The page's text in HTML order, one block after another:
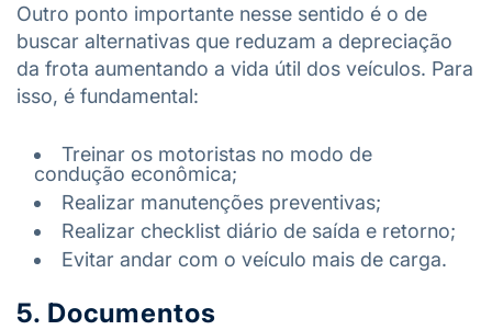
Outro ponto importante nesse sentido é o de
buscar alternativas que reduzam a depreciação
da frota aumentando a vida útil dos veículos. Para
isso, é fundamental:
Treinar os motoristas no modo de
condução econômica;
Realizar manutenções preventivas;
Realizar checklist diário de saída e retorno;
Evitar andar com o veículo mais de carga.
5. Documentos